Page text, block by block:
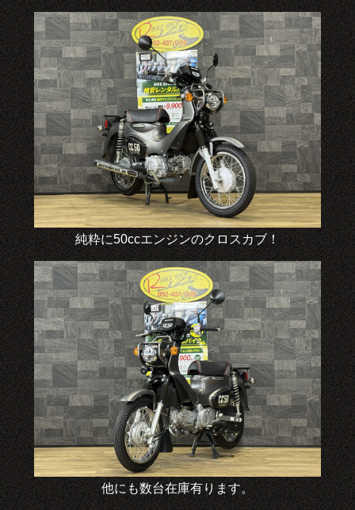
純粋に50ccエンジンのクロスカブ！
他にも数台在庫有ります。